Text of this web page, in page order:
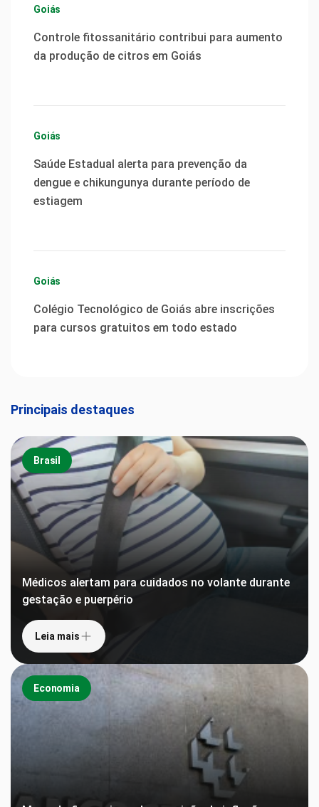
Goiás
Controle fitossanitário contribui para aumento
da produção de citros em Goiás
Goiás
Saúde Estadual alerta para prevenção da
dengue e chikungunya durante período de
estiagem
Goiás
Colégio Tecnológico de Goiás abre inscrições
para cursos gratuitos em todo estado
Principais destaques
Brasil
Médicos alertam para cuidados no volante durante
gestação e puerpério
Leia mais
Economia